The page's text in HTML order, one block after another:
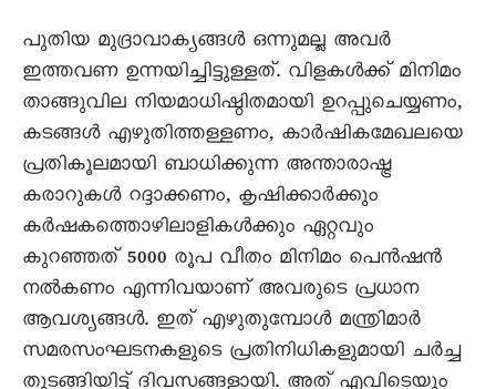
പുതിയ മുദ്രാവാക്യങ്ങൾ ഒന്നുമല്ല അവർ
ഇത്തവണ ഉന്നയിച്ചിട്ടുള്ളത്. വിളകൾക്ക് മിനിമം
താങ്ങുവില നിയമാധിഷ്ഠിതമായി ഉറപ്പുചെയ്യണം,
കടങ്ങൾ എഴുതിത്തള്ളണം, കാർഷികമേഖലയെ
പ്രതികൂലമായി ബാധിക്കുന്ന അന്താരാഷ്ട്ര
കരാറുകൾ റദ്ദാക്കണം, കൃഷിക്കാർക്കും
കർഷകത്തൊഴിലാളികൾക്കും ഏറ്റവും
കുറഞ്ഞത് 5000 രൂപ വീതം മിനിമം പെൻഷൻ
നൽകണം എന്നിവയാണ് അവരുടെ പ്രധാന
ആവശ്യങ്ങൾ. ഇത് എഴുതുമ്പോൾ മന്ത്രിമാർ
സമരസംഘടനകളുടെ പ്രതിനിധികളുമായി ചർച്ച